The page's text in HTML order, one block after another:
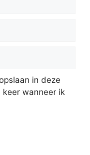
in deze
wanneer ik